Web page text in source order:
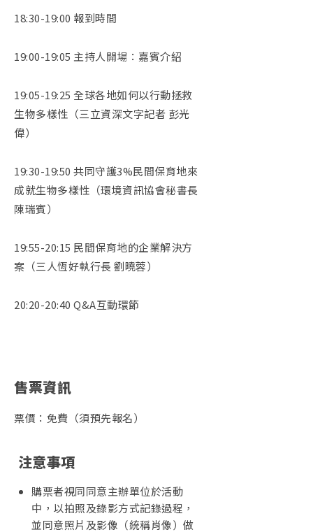
18:30-19:00 報到時間
19:00-19:05 主持人開場：嘉賓介紹
19:05-19:25 全球各地如何以行動拯救
生物多樣性（三立資深文字記者 彭光
偉）
19:30-19:50 共同守護3%民間保育地來
成就生物多樣性（環境資訊協會秘書長
陳瑞賓）
19:55-20:15 民間保育地的企業解決方
案（三人恆好執行長 劉曉蓉）
20:20-20:40 Q&A互動環節
售票資訊
票價：免費（須預先報名）
注意事項
購票者視同同意主辦單位於活動
中，以拍照及錄影方式記錄過程，
並同意照片及影像（統稱肖像）做